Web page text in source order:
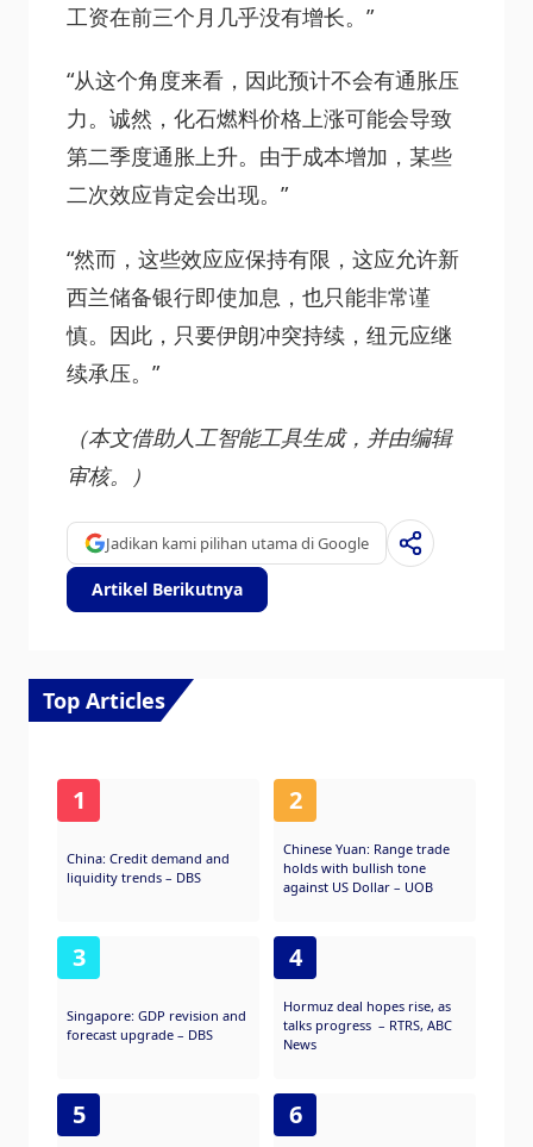
工资在前三个月几乎没有增长。”
“从这个角度来看，因此预计不会有通胀压
力。诚然，化石燃料价格上涨可能会导致
第二季度通胀上升。由于成本增加，某些
二次效应肯定会出现。”
“然而，这些效应应保持有限，这应允许新
西兰储备银行即使加息，也只能非常谨
慎。因此，只要伊朗冲突持续，纽元应继
续承压。”
（本文借助人工智能工具生成，并由编辑
审核。）
Jadikan kami pilihan utama di Google
Artikel Berikutnya
Top Articles
1
China: Credit demand and
liquidity trends – DBS
2
Chinese Yuan: Range trade
holds with bullish tone
against US Dollar – UOB
3
Singapore: GDP revision and
forecast upgrade – DBS
4
Hormuz deal hopes rise, as
talks progress – RTRS, ABC
News
5 6